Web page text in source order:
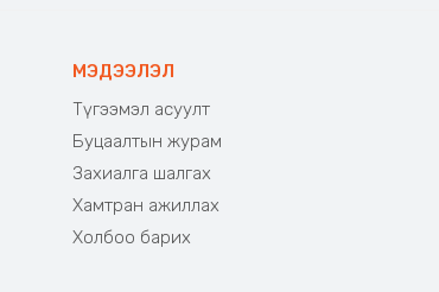
МЭДЭЭЛЭЛ
Түгээмэл асуулт
Буцаалтын журам
Захиалга шалгах
Хамтран ажиллах
Холбоо барих